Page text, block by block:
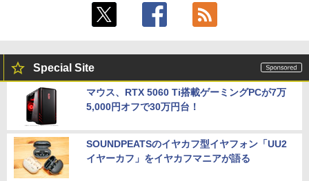
Special Site
マウス、RTX 5060 Ti搭載ゲーミングPCが7万
5,000円オフで30万円台！
SOUNDPEATSのイヤカフ型イヤフォン「UU2
イヤーカフ」をイヤカフマニアが語る